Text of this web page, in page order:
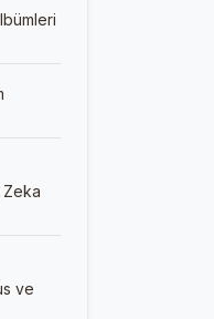
Zeka
ve